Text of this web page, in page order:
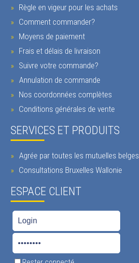
Règle en vigeur pour les achats
Comment commander?
Moyens de paiement
Frais et délais de livraison
Suivre votre commande?
Annulation de commande
Nos coordonnées complètes
Conditions générales de vente
SERVICES ET PRODUITS
Agrée par toutes les mutuelles belges
Consultations Bruxelles Wallonie
ESPACE CLIENT